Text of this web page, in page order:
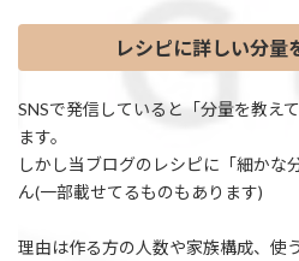
レシピに詳しい分量
SNSで発信していると「分量を教え
ます。
しかし当ブログのレシピに「細かな
ん(一部載せてるものもあります)
理由は作る方の人数や家族構成、使